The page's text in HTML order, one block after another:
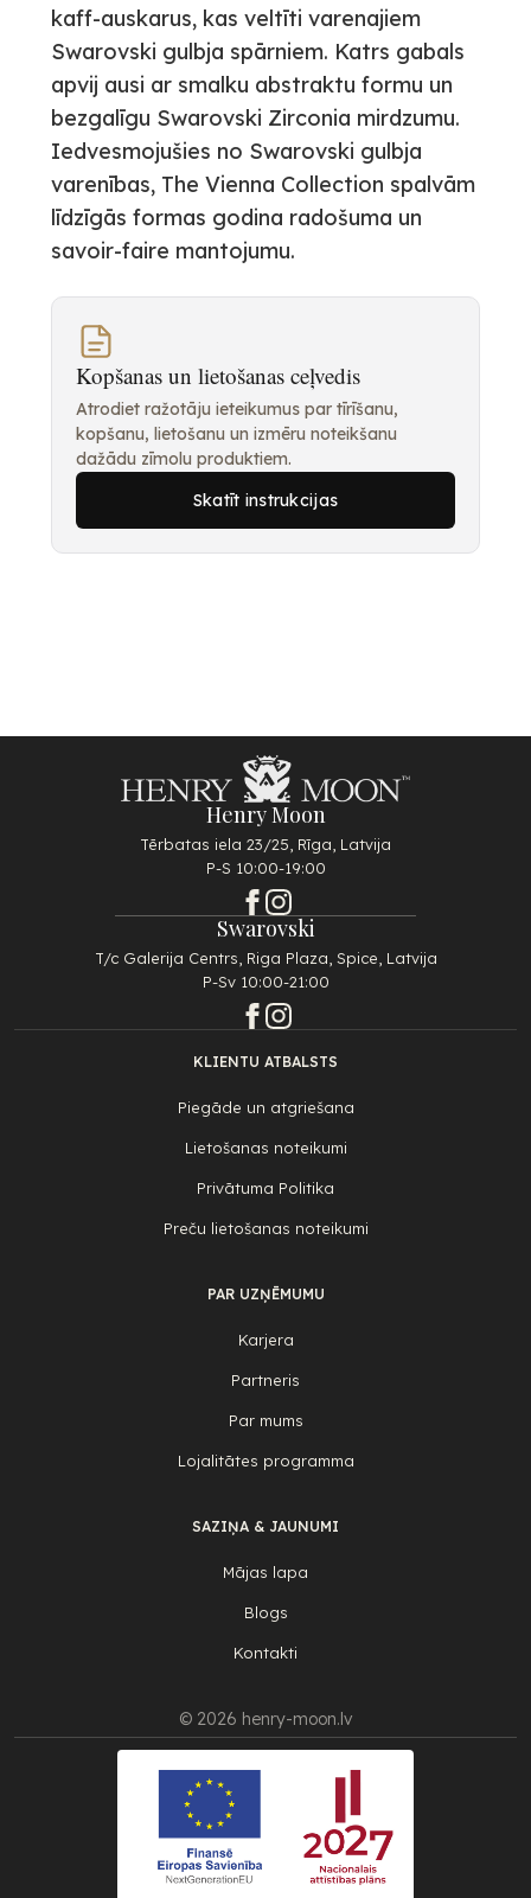
kaff-auskarus, kas veltīti varenajiem
Swarovski gulbja spārniem. Katrs gabals
apvij ausi ar smalku abstraktu formu un
bezgalīgu Swarovski Zirconia mirdzumu.
Iedvesmojušies no Swarovski gulbja
varenības, The Vienna Collection spalvām
līdzīgās formas godina radošuma un
savoir-faire mantojumu.
Kopšanas un lietošanas ceļvedis
Atrodiet ražotāju ieteikumus par tīrīšanu,
kopšanu, lietošanu un izmēru noteikšanu
dažādu zīmolu produktiem.
Skatīt instrukcijas
Henry Moon
Tērbatas iela 23/25, Rīga, Latvija
P-S 10:00-19:00
Swarovski
T/c Galerija Centrs, Riga Plaza, Spice, Latvija
P-Sv 10:00-21:00
KLIENTU ATBALSTS
Piegāde un atgriešana
Lietošanas noteikumi
Privātuma Politika
Preču lietošanas noteikumi
PAR UZŅĒMUMU
Karjera
Partneris
Par mums
Lojalitātes programma
SAZIŅA & JAUNUMI
Mājas lapa
Blogs
Kontakti
© 2026 henry-moon.lv